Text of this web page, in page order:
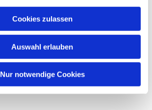
Cookies zulassen
Auswahl erlauben
Nur notwendige Cookies